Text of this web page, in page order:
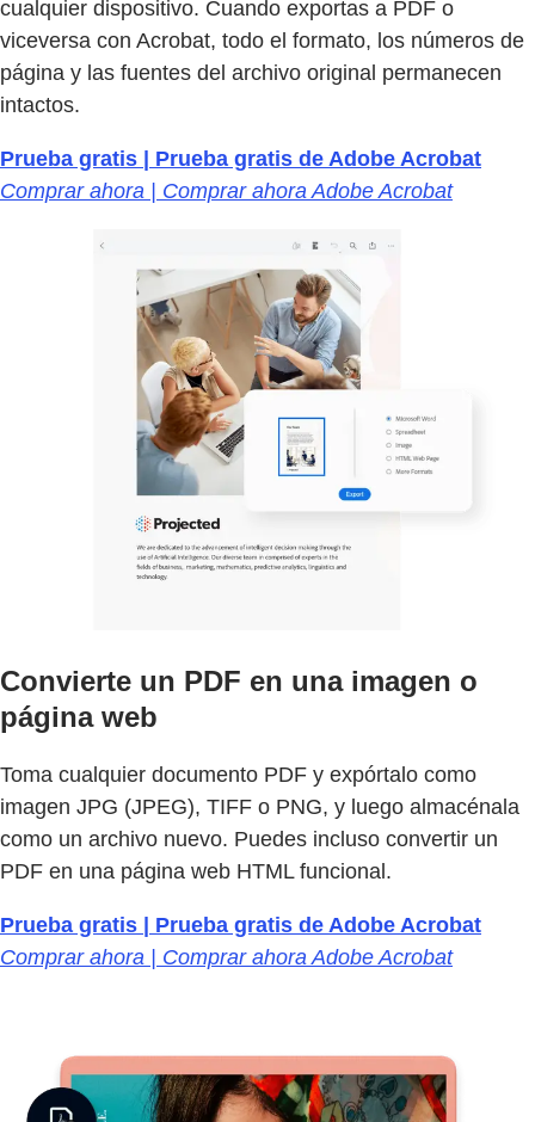
cualquier dispositivo. Cuando exportas a PDF o
viceversa con Acrobat, todo el formato, los números de
página y las fuentes del archivo original permanecen
intactos.
Prueba gratis | Prueba gratis de Adobe Acrobat
Comprar ahora | Comprar ahora Adobe Acrobat
Convierte un PDF en una imagen o
página web
Toma cualquier documento PDF y expórtalo como
imagen JPG (JPEG), TIFF o PNG, y luego almacénala
como un archivo nuevo. Puedes incluso convertir un
PDF en una página web HTML funcional.
Prueba gratis | Prueba gratis de Adobe Acrobat
Comprar ahora | Comprar ahora Adobe Acrobat